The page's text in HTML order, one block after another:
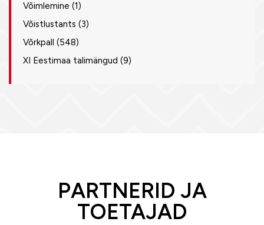
Võimlemine (1)
Võistlustants (3)
Võrkpall (548)
XI Eestimaa talimängud (9)
PARTNERID JA
TOETAJAD